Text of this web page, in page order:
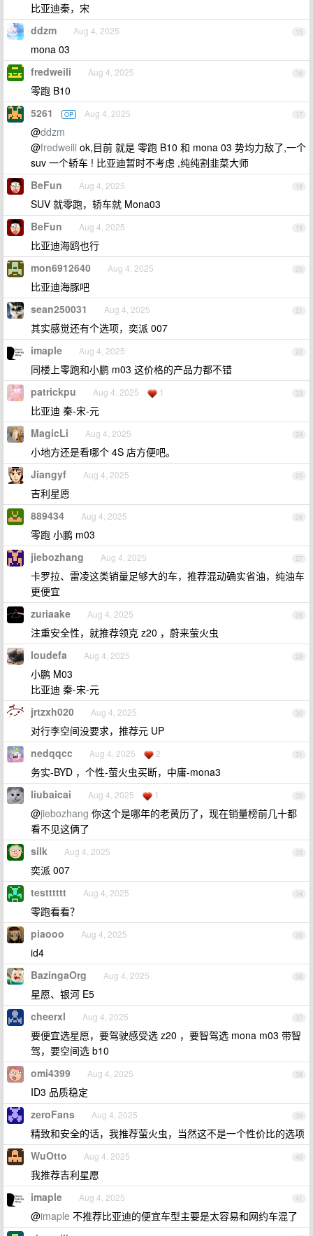
比亚迪秦，宋
15
ddzm Aug 4, 2025
mona 03
16
fredweili Aug 4, 2025
零跑 B10
17
5261 OP Aug 4, 2025
@ddzm
@fredweili ok,目前 就是 零跑 B10 和 mona 03 势均力敌了,一个
suv 一个轿车 ! 比亚迪暂时不考虑 ,纯纯割韭菜大师
18
BeFun Aug 4, 2025
SUV 就零跑，轿车就 Mona03
19
BeFun Aug 4, 2025
比亚迪海鸥也行
20
mon6912640 Aug 4, 2025
比亚迪海豚吧
21
sean250031 Aug 4, 2025
其实感觉还有个选项，奕派 007
22
imaple Aug 4, 2025
同楼上零跑和小鹏 m03 这价格的产品力都不错
23
patrickpu Aug 4, 2025 1
比亚迪 秦-宋-元
24
MagicLi Aug 4, 2025
小地方还是看哪个 4S 店方便吧。
25
Jiangyf Aug 4, 2025
吉利星愿
26
889434 Aug 4, 2025
零跑 小鹏 m03
27
jiebozhang Aug 4, 2025
卡罗拉、雷凌这类销量足够大的车，推荐混动确实省油，纯油车
更便宜
28
zuriaake Aug 4, 2025
注重安全性，就推荐领克 z20 ，蔚来萤火虫
29
loudefa Aug 4, 2025
小鹏 M03
比亚迪 秦-宋-元
30
jrtzxh020 Aug 4, 2025
对行李空间没要求，推荐元 UP
31
nedqqcc Aug 4, 2025 2
务实-BYD ，个性-萤火虫买断，中庸-mona3
32
liubaicai Aug 4, 2025 1
@jiebozhang 你这个是哪年的老黄历了，现在销量榜前几十都
看不见这俩了
33
silk Aug 4, 2025
奕派 007
34
testttttt Aug 4, 2025
零跑看看？
35
piaooo Aug 4, 2025
id4
36
BazingaOrg Aug 4, 2025
星愿、银河 E5
37
cheerxl Aug 4, 2025
要便宜选星愿，要驾驶感受选 z20 ，要智驾选 mona m03 带智
驾，要空间选 b10
38
omi4399 Aug 4, 2025
ID3 品质稳定
39
zeroFans Aug 4, 2025
精致和安全的话，我推荐萤火虫，当然这不是一个性价比的选项
40
WuOtto Aug 4, 2025
我推荐吉利星愿
41
imaple Aug 4, 2025
@imaple 不推荐比亚迪的便宜车型主要是太容易和网约车混了